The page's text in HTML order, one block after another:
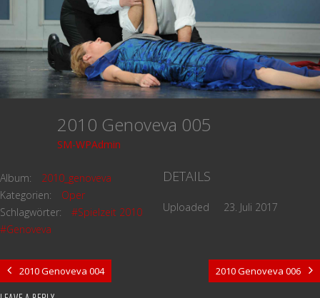
2010 Genoveva 005
SM-WPAdmin
Album:
2010_genoveva
Kategorien:
Oper
Schlagwörter:
#Spielzeit 2010
#Genoveva
DETAILS
Uploaded 23. Juli 2017
2010 Genoveva 004 2010 Genoveva 006